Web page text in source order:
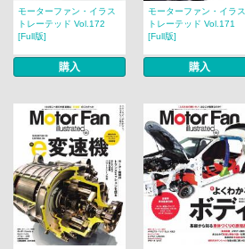
モーターファン・イラス
トレーテッド Vol.172
[Full版]
購入
モーターファン・イラス
トレーテッド Vol.171
[Full版]
購入